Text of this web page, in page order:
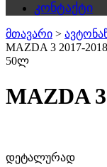
კონტაქტი
მთავარი >
MAZDA 3 2017-
50ლ
MAZDA 3
დეტალურად